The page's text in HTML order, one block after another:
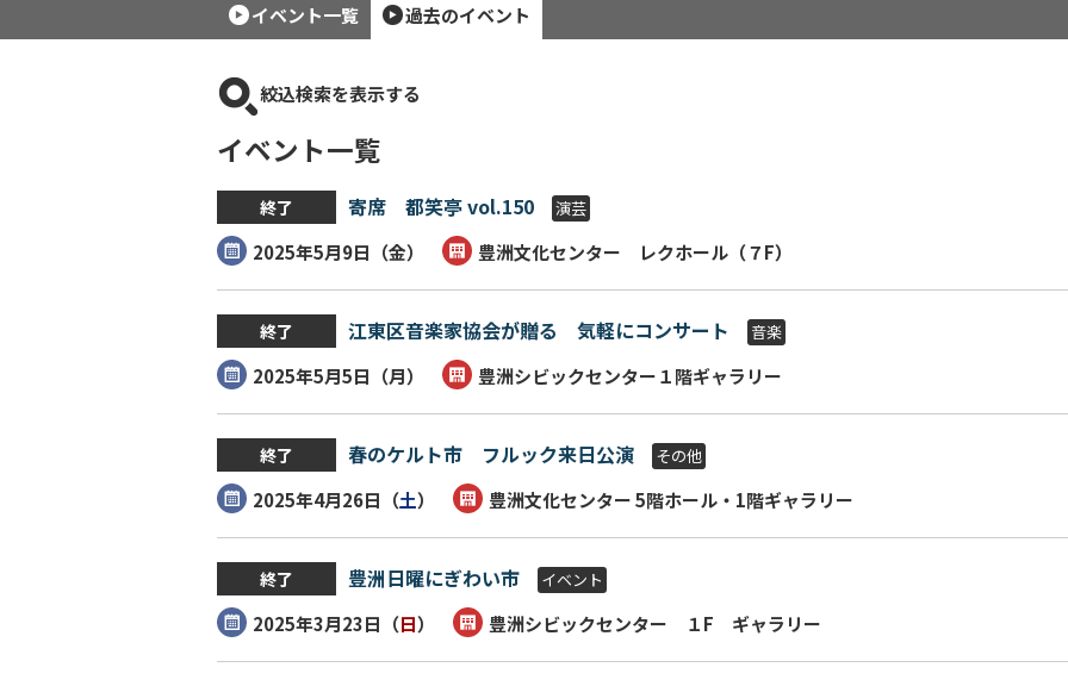
イベント一覧 過去のイベント
絞込検索を表示する
イベント一覧
終了 寄席 都笑亭 vol.150 演芸
2025年5月9日（金） 豊洲文化センター レクホール（７F）
終了 江東区音楽家協会が贈る 気軽にコンサート 音楽
2025年5月5日（月） 豊洲シビックセンター１階ギャラリー
終了 春のケルト市 フルック来日公演 その他
2025年4月26日（土） 豊洲文化センター 5階ホール・1階ギャラリー
終了 豊洲日曜にぎわい市 イベント
2025年3月23日（日） 豊洲シビックセンター １F ギャラリー